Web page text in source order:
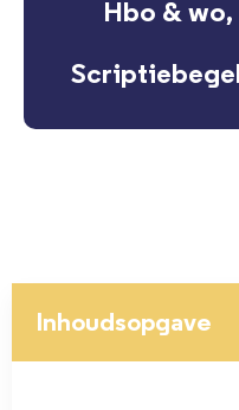
Hbo &
Inhoudsopgave